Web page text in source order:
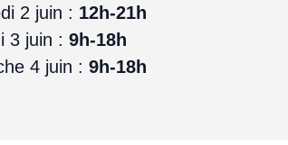
2 juin : 12h-21h
3 juin : 9h-18h
4 juin : 9h-18h